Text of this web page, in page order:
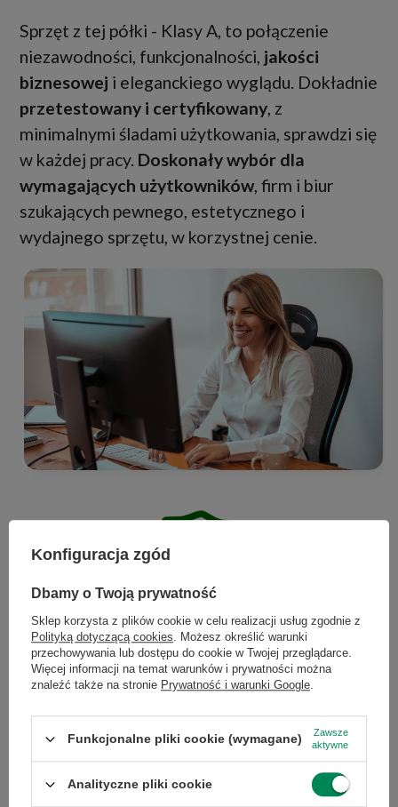
Sprzęt z tej półki - Klasy A, to połączenie
niezawodności, funkcjonalności, jakości
biznesowej i eleganckiego wyglądu. Dokładnie
przetestowany i certyfikowany , z
minimalnymi śladami użytkowania, sprawdzi się
w każdej pracy. Doskonały wybór dla
wymagających użytkowników , firm i biur
szukających pewnego, estetycznego i
wydajnego sprzętu, w korzystnej cenie.
Gwarancja Premium - 12
miesięcy pełnej wygody
Roczna gwarancja Premiumto niezwykle
komfortowe rozwiązanie, które daje pewność
działania przez pełne 365 dni. Zapewniamy
bezpłatny transport door-to-door oraz bardzo
Konfiguracja zgód
Dbamy o Twoją prywatność
Sklep korzysta z plików cookie w celu realizacji usług zgodnie z
Polityką dotyczącą cookies. Możesz określić warunki
przechowywania lub dostępu do cookie w Twojej przeglądarce.
Więcej informacji na temat warunków i prywatności można
znaleźć także na stronie Prywatność i warunki Google.
Funkcjonalne pliki cookie (wymagane)
Zawsze
aktywne
Analityczne pliki cookie